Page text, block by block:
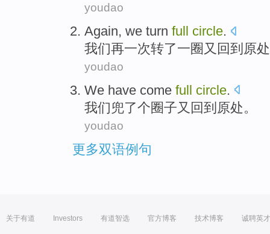
youdao
Again, we turn full circle.
我们再一次转了一圈又回到 原处
youdao
We have come full circle.
我们兜了个圈子又回到原处。
youdao
更多双语例句
关于有道 Investors 有道智选 官方博客 技术博客 诚聘英才